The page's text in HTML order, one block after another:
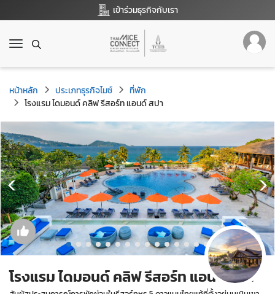
เข้าร่วมธุรกิจกับเรา
T
g
g
l
e
n
a
v
i
g
a
t
i
n
หน้าหลัก ประเภทธุรกิจไมซ์
ที่พัก
โรงแรม ไดมอนด์ คลิฟ รีสอร์ท แอนด์ สปา
โรงแรม ไดมอนด์ คลิฟ รีสอร์ท แอนด์ สปา